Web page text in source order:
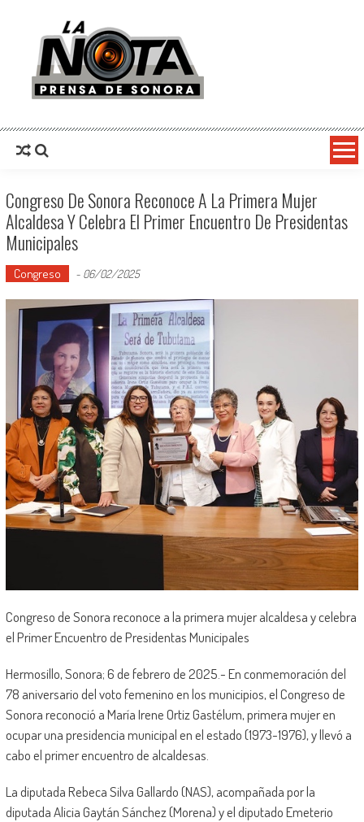
La Nota Prensa De Sonora
Congreso De Sonora Reconoce A La Primera Mujer
Alcaldesa Y Celebra El Primer Encuentro De Presidentas
Municipales
Congreso - 06/02/2025
Congreso de Sonora reconoce a la primera mujer alcaldesa y celebra
el Primer Encuentro de Presidentas Municipales
Hermosillo, Sonora; 6 de febrero de 2025.- En conmemoración del
78 aniversario del voto femenino en los municipios, el Congreso de
Sonora reconoció a María Irene Ortiz Gastélum, primera mujer en
ocupar una presidencia municipal en el estado (1973-1976), y llevó a
cabo el primer encuentro de alcaldesas.
La diputada Rebeca Silva Gallardo (NAS), acompañada por la
diputada Alicia Gaytán Sánchez (Morena) y el diputado Emeterio